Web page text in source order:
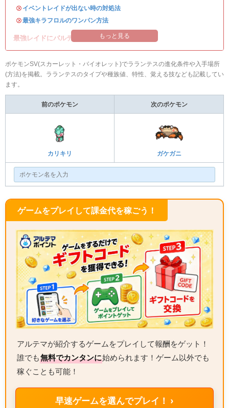
・ イベントレイドが出ない時の対処法
・最強キラフロルのワンパン方法
最強レイドにパルデアの強力なポケモンが登場！
もっと見る
ポケモンSV(スカーレット・バイオレット)でラランテスの進化条件や入手場所
(方法)を掲載。ラランテスのタイプや種族値、特性、覚える技なども記載してい
ます。
前のポケモン 次のポケモン
カリキリ ガケガニ
ゲームをプレイして課金代を稼ごう！
アルテマが紹介するゲームをプレイして報酬をゲット！
誰でも無料でカンタンに始められます！ゲーム以外でも
稼ぐことも可能！
早速ゲームを選んでプレイ！ ›